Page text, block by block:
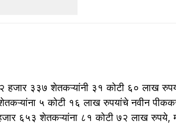
हजार ३३७ शेतकऱ्यांनी ३१ कोटी ६० लाख
५ कोटी १६ लाख रुपयांचे नवीन
६५३ शेतकऱ्यांना ८१ कोटी ७२ लाख